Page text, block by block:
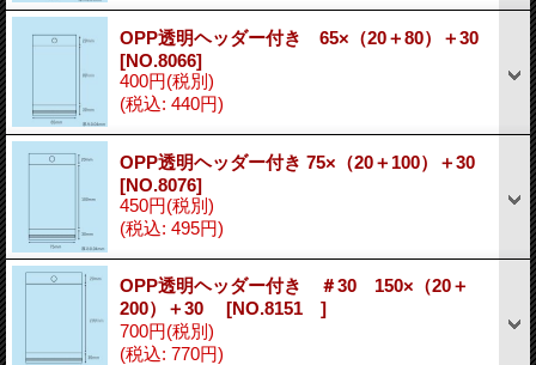
OPP透明ヘッダー付き 65×（20＋80）＋30
[NO.8066]
400円(税別)
(税込: 440円)
OPP透明ヘッダー付き 75×（20＋100）＋30
[NO.8076]
450円(税別)
(税込: 495円)
OPP透明ヘッダー付き ＃30 150×（20＋
200）＋30 [NO.8151 ]
700円(税別)
(税込: 770円)